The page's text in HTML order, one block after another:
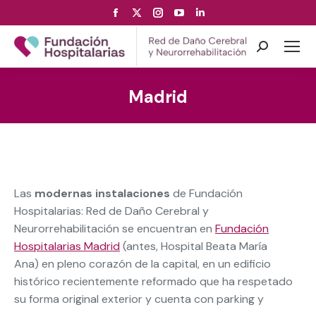
Facebook
page
opens
in
window
page
opens
in
window
Instagram
page
opens
in
window
YouTube
page
opens
in
window
page
opens
in
Search:
Madrid
Las modernas instalaciones de Fundación
Hospitalarias: Red de Daño Cerebral y
Neurorrehabilitación se encuentran en Fundación
Hospitalarias Madrid (antes, Hospital Beata María
Ana) en pleno corazón de la capital, en un edificio
histórico recientemente reformado que ha respetado
su forma original exterior y cuenta con parking y